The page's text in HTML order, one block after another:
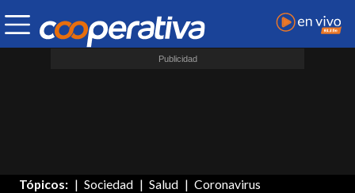
Tópicos: Sociedad Salud Coronavirus